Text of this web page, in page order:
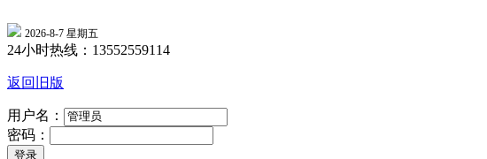
2026-8-7 星期五
24小时热线：13552559114
返回旧版
用户名：
密码：